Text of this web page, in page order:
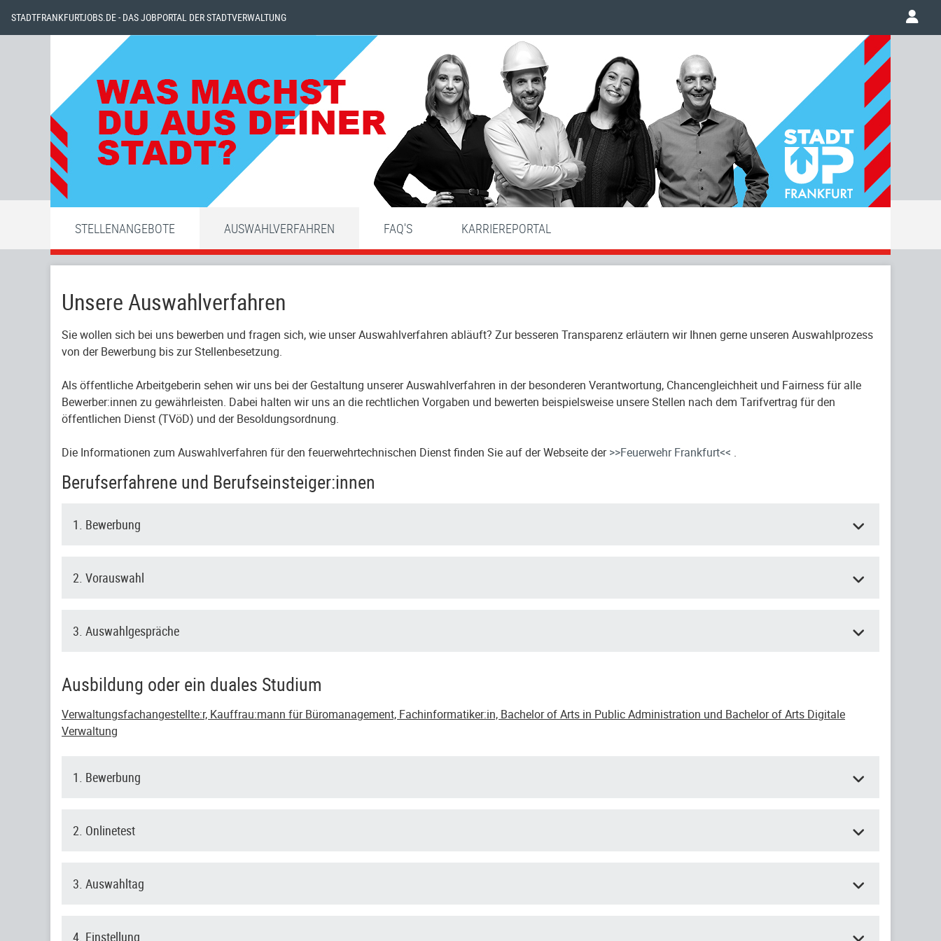
STADTFRANKFURTJOBS.DE - DAS JOBPORTAL DER STADTVERWALTUNG
STELLENANGEBOTE AUSWAHLVERFAHREN FAQ'S KARRIEREPORTAL
Unsere Auswahlverfahren
Sie wollen sich bei uns bewerben und fragen sich, wie unser Auswahlverfahren abläuft? Zur besseren Transparenz erläutern wir Ihnen gerne unseren Auswahlprozess
von der Bewerbung bis zur Stellenbesetzung.
Als öffentliche Arbeitgeberin sehen wir uns bei der Gestaltung unserer Auswahlverfahren in der besonderen Verantwortung, Chancengleichheit und Fairness für alle
Bewerber:innen zu gewährleisten. Dabei halten wir uns an die rechtlichen Vorgaben und bewerten beispielsweise unsere Stellen nach dem Tarifvertrag für den
öffentlichen Dienst (TVöD) und der Besoldungsordnung.
Die Informationen zum Auswahlverfahren für den feuerwehrtechnischen Dienst finden Sie auf der Webseite der>>Feuerwehr Frankfurt<< .
Berufserfahrene und Berufseinsteiger:innen
1. Bewerbung
2. Vorauswahl
3. Auswahlgespräche
Ausbildung oder ein duales Studium
Verwaltungsfachangestellte:r, Kauffrau:mann für Büromanagement, Fachinformatiker:in, Bachelor of Arts in Public Administration und Bachelor of Arts Digitale
Verwaltung
1. Bewerbung
2. Onlinetest
3. Auswahltag
4. Einstellung